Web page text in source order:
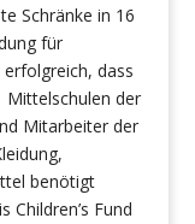
Schränke in 16
für
dass
Mittelschulen der
Mitarbeiter der
benötigt
Children’s Fund